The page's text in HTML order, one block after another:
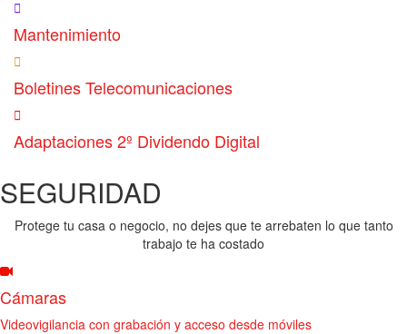
Mantenimiento
Boletines Telecomunicaciones
Adaptaciones 2º Dividendo Digital
SEGURIDAD
Protege tu casa o negocio, no dejes que te arrebaten lo que tanto
trabajo te ha costado
Cámaras
Videovigilancia con grabación y acceso desde móviles